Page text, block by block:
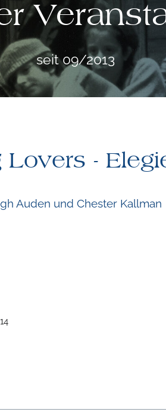
seit 09/2013
-
Auden und Chester Kallman